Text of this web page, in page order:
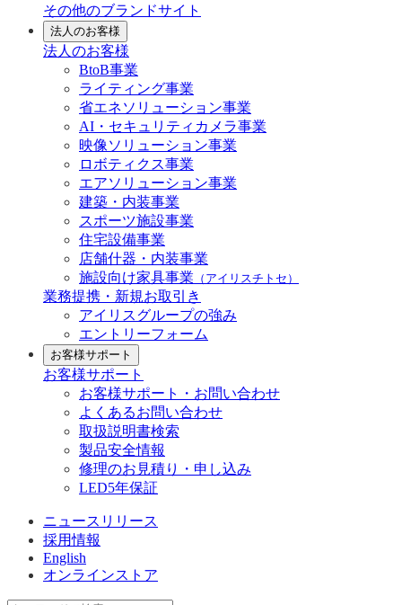
その他のブランドサイト
法人のお客様
法人のお客様
BtoB事業
ライティング事業
省エネソリューション事業
AI・セキュリティカメラ事業
映像ソリューション事業
ロボティクス事業
エアソリューション事業
建築・内装事業
スポーツ施設事業
住宅設備事業
店舗什器・内装事業
施設向け家具事業 （アイリスチトセ）
業務提携・新規お取引き
アイリスグループの強み
エントリーフォーム
お客様サポート
お客様サポート
お客様サポート・お問い合わせ
よくあるお問い合わせ
取扱説明書検索
製品安全情報
修理のお見積り・申し込み
LED5年保証
ニュースリリース
採用情報
English
オンラインストア